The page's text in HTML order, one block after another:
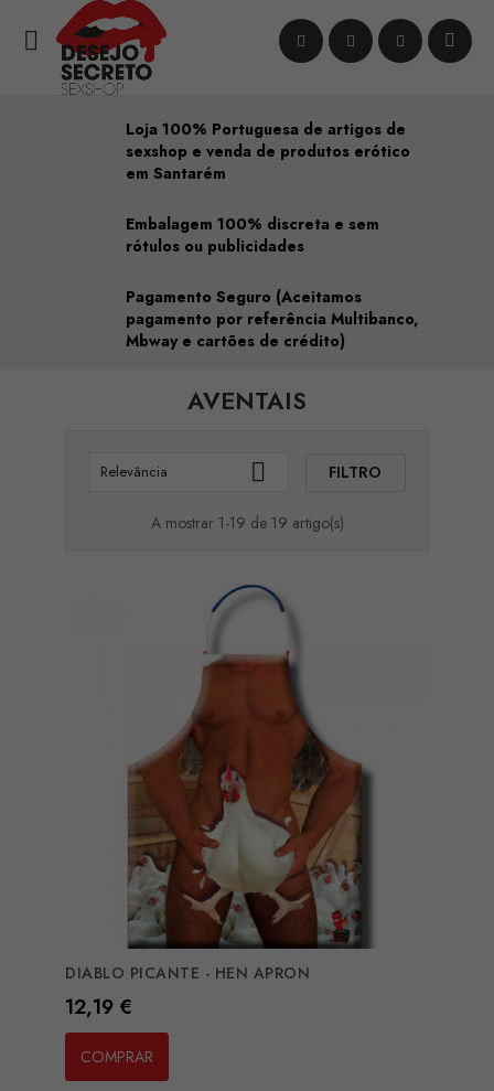

Loja 100% Portuguesa de artigos de
sexshop e venda de produtos erótico
em Santarém
Embalagem 100% discreta e sem
rótulos ou publicidades
Pagamento Seguro (Aceitamos
pagamento por referência Multibanco,
Mbway e cartões de crédito)
AVENTAIS
Relevância  FILTRO
A mostrar 1-19 de 19 artigo(s)
DIABLO PICANTE - HEN APRON
Preço
12,19 €
COMPRAR